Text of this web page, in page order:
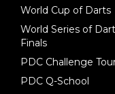
World Cup of Darts
World Series of
Finals
PDC Challenge
PDC Q-School